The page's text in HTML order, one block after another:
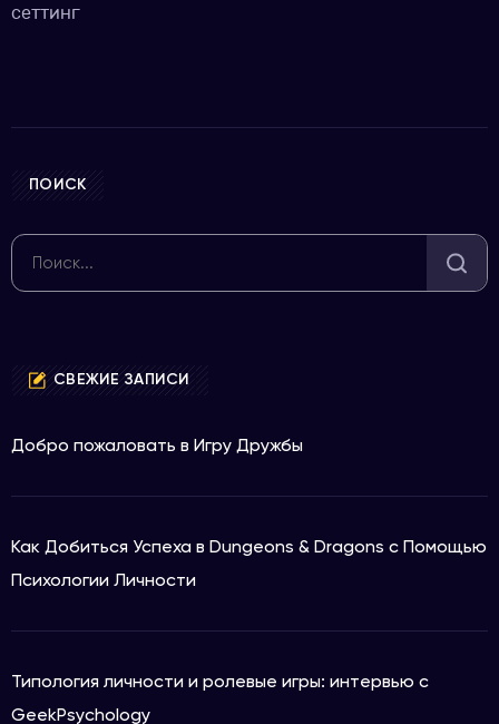
сеттинг
ПОИСК
СВЕЖИЕ ЗАПИСИ
Добро пожаловать в Игру Дружбы
Как Добиться Успеха в Dungeons & Dragons с Помощью
Психологии Личности
Типология личности и ролевые игры: интервью с
GeekPsychology